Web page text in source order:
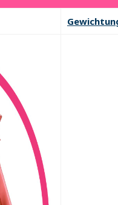
event entrance.
date will be
entry.